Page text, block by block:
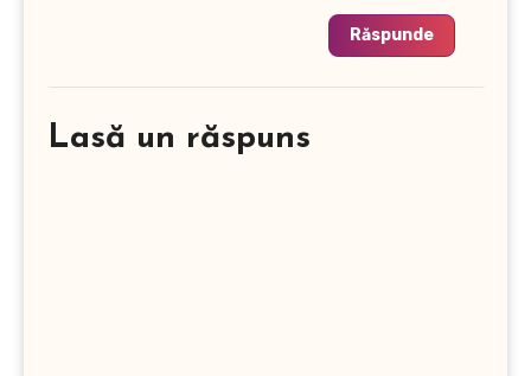
Răspunde
Lasă un răspuns